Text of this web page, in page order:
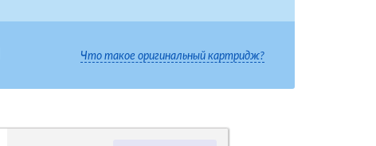
Что такое оригинальный картридж?